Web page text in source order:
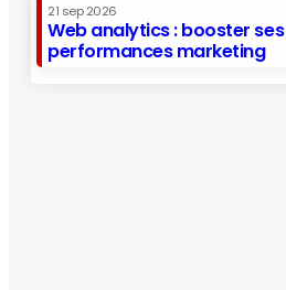
21 sep 2026
Web analytics : booster ses
performances marketing